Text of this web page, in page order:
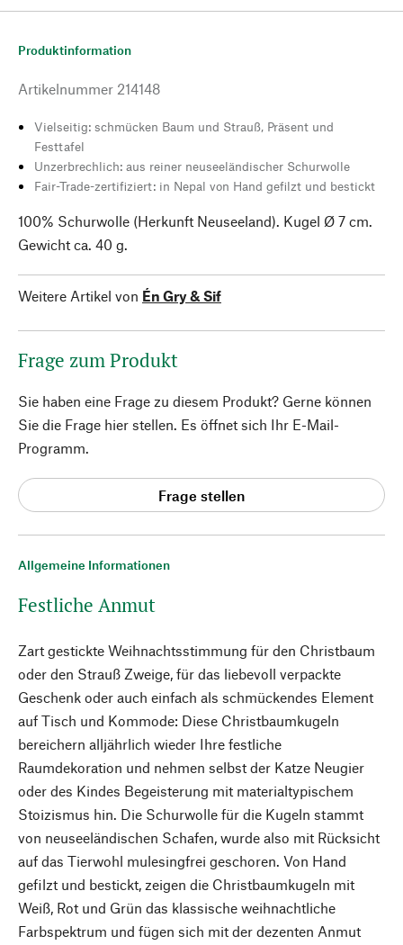
Allgemeine Informationen
Festliche Anmut
Zart gestickte Weihnachtsstimmung für den Christbaum
oder den Strauß Zweige, für das liebevoll verpackte
Geschenk oder auch einfach als schmückendes Element
auf Tisch und Kommode: Diese Christbaumkugeln
bereichern alljährlich wieder Ihre festliche
Raumdekoration und nehmen selbst der Katze Neugier
oder des Kindes Begeisterung mit materialtypischem
Stoizismus hin. Die Schurwolle für die Kugeln stammt
von neuseeländischen Schafen, wurde also mit Rücksicht
auf das Tierwohl mulesingfrei geschoren. Von Hand
gefilzt und bestickt, zeigen die Christbaumkugeln mit
Weiß, Rot und Grün das klassische weihnachtliche
Farbspektrum und fügen sich mit der dezenten Anmut
Produktinformation
Artikelnummer 214148
Vielseitig: schmücken Baum und Strauß, Präsent und
Festtafel
Unzerbrechlich: aus reiner neuseeländischer Schurwolle
Fair-Trade-zertifiziert: in Nepal von Hand gefilzt und bestickt
100% Schurwolle (Herkunft Neuseeland). Kugel Ø 7 cm.
Gewicht ca. 40 g.
Weitere Artikel von Én Gry & Sif
Frage zum Produkt
Sie haben eine Frage zu diesem Produkt? Gerne können
Sie die Frage hier stellen. Es öffnet sich Ihr E-Mail-
Programm.
Frage stellen